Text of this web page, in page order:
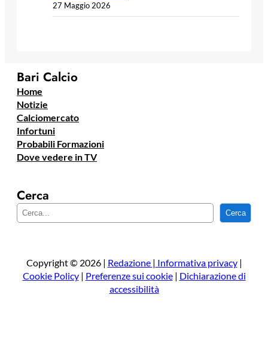
27 Maggio 2026
Bari Calcio
Home
Notizie
Calciomercato
Infortuni
Probabili Formazioni
Dove vedere in TV
Cerca
e
a
Cerca
Copyright © 2026 | Redazione | Informativa privacy|
Cookie Policy| Preferenze sui cookie| Dichiarazione di
accessibilità